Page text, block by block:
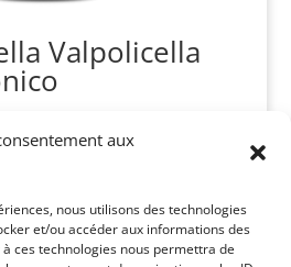
aux
nous utilisons des technologies
et/ou accéder aux informations des
ces technologies nous permettra de
Valpolicella